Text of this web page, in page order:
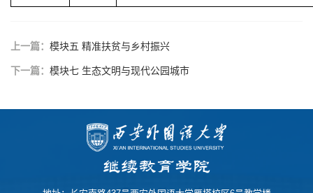
上一篇： 模块五 精准扶贫与乡村振兴
下一篇： 模块七 生态文明与现代公园城市